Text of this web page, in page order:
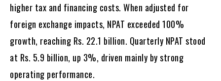
higher tax and financing costs. When adjusted for
foreign exchange impacts, NPAT exceeded 100%
growth, reaching Rs. 22.1 billion. Quarterly NPAT stood
at Rs. 5.9 billion, up 3%, driven mainly by strong
operating performance.